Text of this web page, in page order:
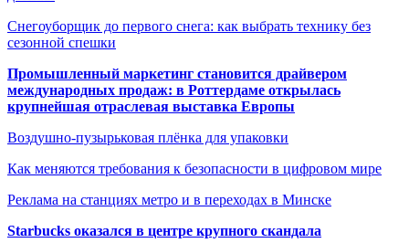
Снегоуборщик до первого снега: как выбрать технику без
сезонной спешки
Промышленный маркетинг становится драйвером
международных продаж: в Роттердаме открылась
крупнейшая отраслевая выставка Европы
Воздушно-пузырьковая плёнка для упаковки
Как меняются требования к безопасности в цифровом мире
Реклама на станциях метро и в переходах в Минске
Starbucks оказался в центре крупного скандала